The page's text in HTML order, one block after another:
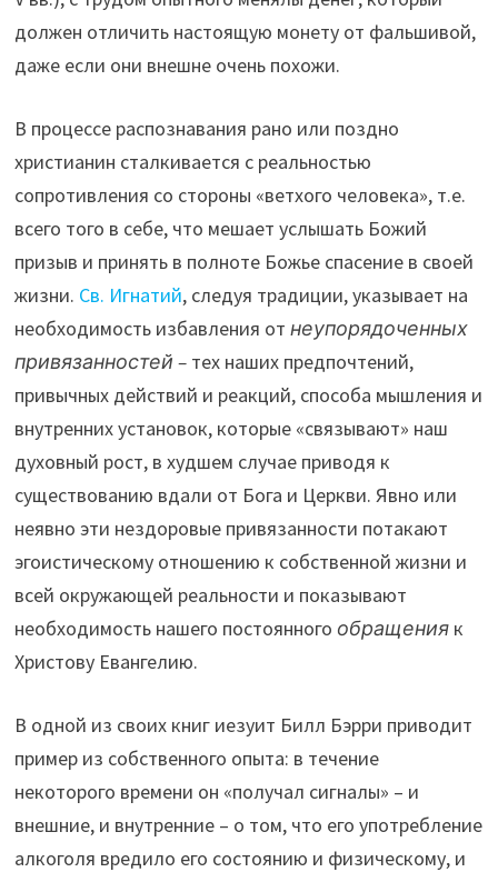
должен отличить настоящую монету от фальшивой,
даже если они внешне очень похожи.
В процессе распознавания рано или поздно
христианин сталкивается с реальностью
сопротивления со стороны «ветхого человека», т.е.
всего того в себе, что мешает услышать Божий
призыв и принять в полноте Божье спасение в своей
жизни. Св. Игнатий, следуя традиции, указывает на
необходимость избавления отнеупорядоченных
привязанностей – тех наших предпочтений,
привычных действий и реакций, способа мышления и
внутренних установок, которые «связывают» наш
духовный рост, в худшем случае приводя к
существованию вдали от Бога и Церкви. Явно или
неявно эти нездоровые привязанности потакают
эгоистическому отношению к собственной жизни и
всей окружающей реальности и показывают
необходимость нашего постоянного обращения к
Христову Евангелию.
В одной из своих книг иезуит Билл Бэрри приводит
пример из собственного опыта: в течение
некоторого времени он «получал сигналы» – и
внешние, и внутренние – о том, что его употребление
алкоголя вредило его состоянию и физическому, и